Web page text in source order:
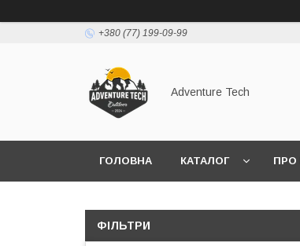
+380 (77) 199-09-99
Adventure Tech
ГОЛОВНА КАТАЛОГ ПРО
ФІЛЬТРИ